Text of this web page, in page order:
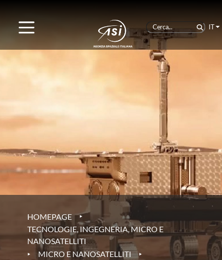
IT
HOMEPAGE ‣
TECNOLOGIE, INGEGNERIA, MICRO E
NANOSATELLITI
‣ MICRO E NANOSATELLITI ‣